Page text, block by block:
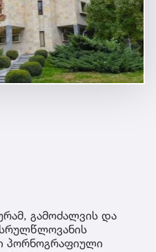
გამოძალვის და
პორნოგრაფიული